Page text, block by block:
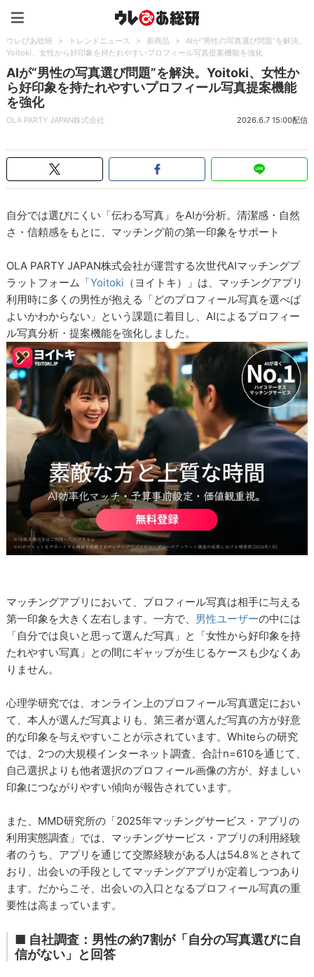
ウレぴあ総研 > トレンドニュース > 新商品 >
AIが“男性の写真選び問題”を解決。
Yoitoki、女性から好印象を持たれやすいプロフィール写真提案機能を強化
AIが“男性の写真選び問題”を解決。Yoitoki、女性か
ら好印象を持たれやすいプロフィール写真提案機能
を強化
OLA PARTY JAPAN株式会社 2026.6.7 15:00配信
自分では選びにくい「伝わる写真」をAIが分析。清潔感・自然
さ・信頼感をもとに、マッチング前の第一印象をサポート
OLA PARTY JAPAN株式会社が運営する次世代AIマッチングプ
ラットフォーム「Yoitoki （ヨイトキ）」は、マッチングアプリ
利用時に多くの男性が抱える「どのプロフィール写真を選べば
よいかわからない」という課題に着目し、AIによるプロフィー
ル写真分析・提案機能を強化しました。
マッチングアプリにおいて、プロフィール写真は相手に与える
第一印象を大きく左右します。一方で、 男性ユーザーの中には
「自分では良いと思って選んだ写真」と「女性から好印象を持
たれやすい写真」との間にギャップが生じるケースも少なくあ
りません。
心理学研究では、オンライン上のプロフィール写真選定におい
て、本人が選んだ写真よりも、第三者が選んだ写真の方が好意
的な印象を与えやすいことが示されています。Whiteらの研究
では、2つの大規模インターネット調査、合計n=610を通じて、
自己選択よりも他者選択のプロフィール画像の方が、好ましい
印象につながりやすい傾向が報告されています。
また、MMD研究所の「2025年マッチングサービス・アプリの
利用実態調査」では、マッチングサービス・アプリの利用経験
者のうち、アプリを通じて交際経験がある人は54.8％とされて
おり、出会いの手段としてマッチングアプリが定着しつつあり
ます。だからこそ、出会いの入口となるプロフィール写真の重
要性は高まっています。
■ 自社調査：男性の約7割が「自分の写真選びに自
信がない」と回答